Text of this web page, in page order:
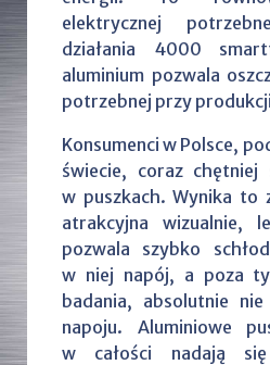
elektrycznej
działania 4000
aluminium pozwala
potrzebnej przy
Konsumenci w Polsce,
świecie, coraz chętniej
w puszkach. Wynika to
atrakcyjna wizualnie,
pozwala szybko
w niej napój, a poza
badania, absolutnie
napoju. Aluminiowe
w całości nadają